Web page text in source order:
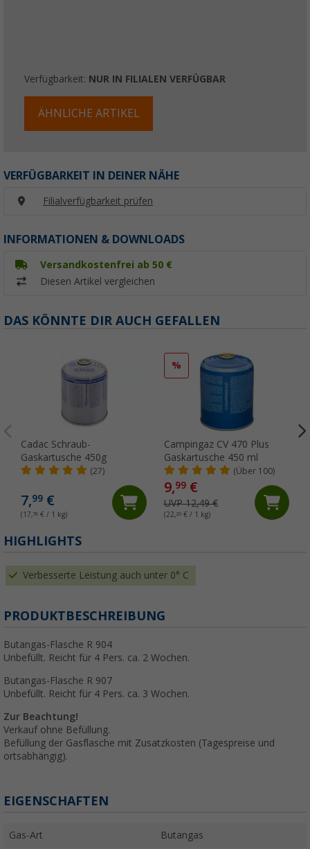
Verfügbarkeit: NUR IN FILIALEN VERFÜGBAR
ÄHNLICHE ARTIKEL
VERFÜGBARKEIT IN DEINER NÄHE
Filialverfügbarkeit prüfen
INFORMATIONEN & DOWNLOADS
Versandkostenfrei ab 50 €
Diesen Artikel vergleichen
DAS KÖNNTE DIR AUCH GEFALLEN
Cadac Schraub-
Gaskartusche 450g
(27)
7,99 €
(17,76 € / 1 kg)
%
Campingaz CV 470 Plus
Gaskartusche 450 ml
(Über 100)
9,99€
UVP 12,49 €
(22,20€ / 1 kg)
HIGHLIGHTS
Verbesserte Leistung auch unter 0° C
PRODUKTBESCHREIBUNG
Butangas-Flasche R 904
Unbefüllt. Reicht für 4 Pers. ca. 2 Wochen.
Butangas-Flasche R 907
Unbefüllt. Reicht für 4 Pers. ca. 3 Wochen.
Zur Beachtung!
Verkauf ohne Befüllung.
Befüllung der Gasflasche mit Zusatzkosten (Tagespreise und
ortsabhängig).
EIGENSCHAFTEN
Gas-Art Butangas